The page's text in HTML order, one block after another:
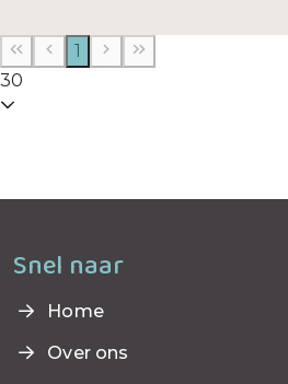
E-mailadres:
informatiedeparel@gmail.com
1
30
Snel naar
Home
Over ons